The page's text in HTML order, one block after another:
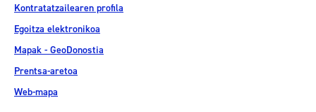
Kontratatzailearen profila
Egoitza elektronikoa
Mapak - GeoDonostia
Prentsa-aretoa
Web-mapa